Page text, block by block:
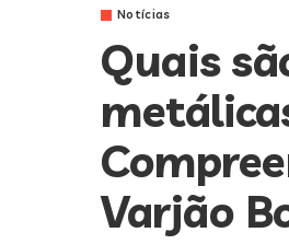
Notícias
Quais
Varjão